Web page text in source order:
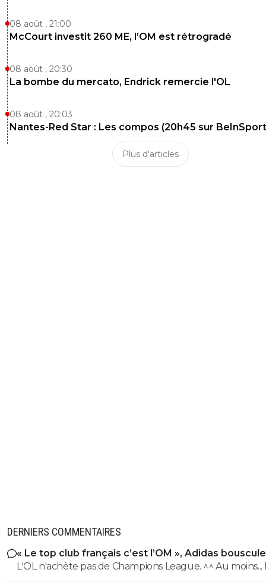
08 août , 21:00
McCourt investit 260 ME, l’OM est rétrogradé
08 août , 20:30
La bombe du mercato, Endrick remercie l'OL
08 août , 20:03
Nantes-Red Star : Les compos (20h45 sur
Plus d'articles
DERNIERS COMMENTAIRES
« Le top club français c’est l’OM », Adidas
PSG
L'OL n'achète pas de Champions League. ^^ Au moins... l'OM a